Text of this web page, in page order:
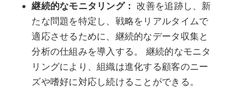
継続的なモニタリング：改善を追跡し、新
たな問題を特定し、戦略をリアルタイムで
適応させるために、継続的なデータ収集と
分析の仕組みを導入する。 継続的なモニタ
リングにより、組織は進化する顧客のニー
ズや嗜好に対応し続けることができる。